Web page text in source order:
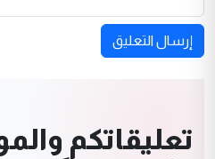
إرسال التعليق
تعليقاتكم